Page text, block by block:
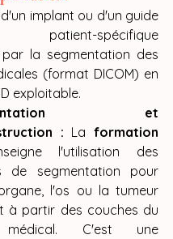
implant ou d'un guide
patient-spécifique
la segmentation des
(format DICOM) en
exploitable.
et
: La formation
l'utilisation des
de segmentation pour
l'os ou la tumeur
à partir des couches du
C'est une